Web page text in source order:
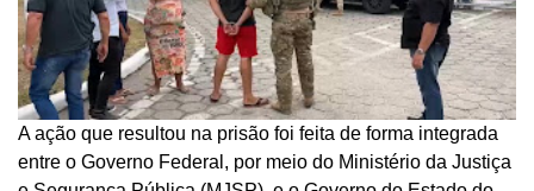
A ação que resultou na prisão foi feita de forma integrada
entre o Governo Federal, por meio do Ministério da Justiça